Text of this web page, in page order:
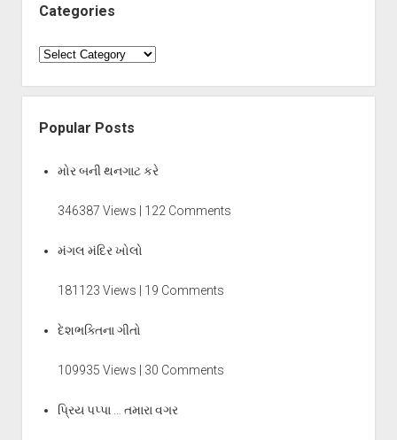
Categories
Categories
Popular Posts
મોર બની થનગાટ કરે
346387 Views | 122 Comments
મંગલ મંદિર ખોલો
181123 Views | 19 Comments
દેશભક્તિના ગીતો
109935 Views | 30 Comments
પ્રિય પપ્પા … તમારા વગર